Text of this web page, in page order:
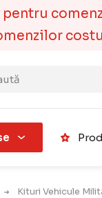
Kituri Vehicule